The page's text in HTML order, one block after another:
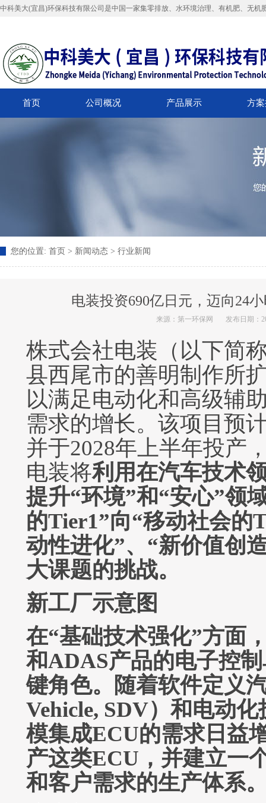
中科美大(宜昌)环保科技有限公司是中国一家集零排放、水环境治理、有机肥、无
首页 公司概况 产品展示 方
您的位置: 首页 > 新闻动态 > 行业新闻
电装投资690亿日元，迈向24
来源：第一环保网 发布日期：
株式会社电装（以下简
县西尾市的善明制作所
以满足电动化和高级辅
需求的增长。该项目预
并于2028年上半年投产
电装将利用在汽车技术
提升“环境”和“安心”领
的Tier1”向“移动社会的
动性进化”、“新价值创
大课题的挑战。
新工厂示意图
在“基础技术强化”方面
和ADAS产品的电子控
键角色。随着软件定义
Vehicle, SDV）和电动
模集成ECU的需求日益
产这类ECU，并建立一
和客户需求的生产体系